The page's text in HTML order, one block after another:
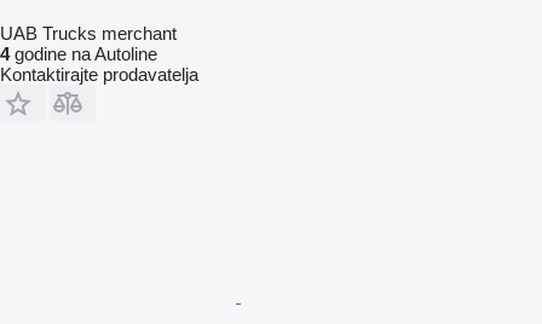
UAB Trucks merchant
4godine na Autoline
Kontaktirajte prodavatelja